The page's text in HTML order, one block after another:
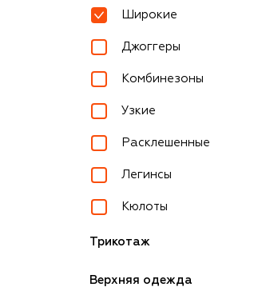
Широкие
Джоггеры
Комбинезоны
Узкие
Расклешенные
Легинсы
Кюлоты
Трикотаж
Верхняя одежда